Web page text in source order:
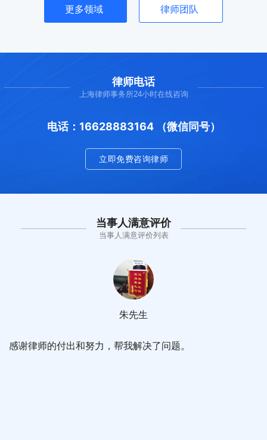
更多领域 律师团队
律师电话
上海律师事务所24小时在线咨询
电话：16628883164 （微信同号）
立即免费咨询律师
当事人满意评价
当事人满意评价列表
感谢律师的付出和努力，帮我解决了问题。
朱先生